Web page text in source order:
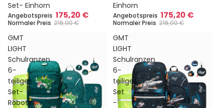
Set- Einhorn
Angebotspreis 175,20 €
Normaler Preis 219,00 €
Einhorn
Angebotspreis 175,20 €
Normaler Preis 219,00 €
GMT
LIGHT
Schulranzen
6-
teiliges
Set-
Roboter
GMT
LIGHT
Schulranzen
6-
teiliges
Set
-